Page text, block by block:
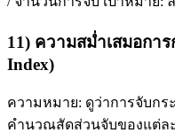
11) ความสม่ำเสมอการ
Index)
ความหมาย: ดูว่าการจับกร
คำนวณสัดส่วนจับของแต่ละ